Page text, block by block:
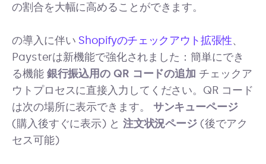
の割合を大幅に高めることができます。
の導入に伴い Shopifyのチェックアウト拡張性、
Paysterは新機能で強化されました：簡単にでき
る機能 銀行振込用の QR コードの追加 チェックア
ウトプロセスに直接入力してください。QR コード
は次の場所に表示できます。 サンキューページ
(購入後すぐに表示) と 注文状況ページ (後でアク
セス可能)